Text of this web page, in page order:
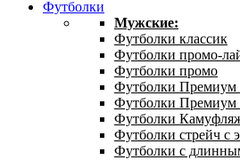
Футболки
Мужские:
Футболки классик
Футболки промо-
Футболки промо
Футболки Премиум
Футболки Премиум
Футболки
Футболки стрейч с
Футболки с